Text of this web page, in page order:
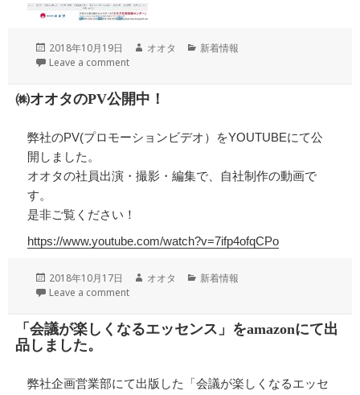
投
稿
2018年10月19日
作
オオタ
カ
新着情報
Leave a comment
㈱オオタのPV公開中！
弊社のPV(プロモーションビデオ）をYOUTUBEにて公
開しました。
オオタの社員出演・撮影・編集で、自社制作の動画で
す。
是非ご覧ください！
https://www.youtube.com/watch?v=7ifp4ofqCPo
投
稿
2018年10月17日
作
オオタ
カ
リ
ー
新着情報
Leave a comment
「会議が楽しくなるエッセンス」をamazonにて出
品しました。
弊社企画営業部にて出版した「会議が楽しくなるエッセ